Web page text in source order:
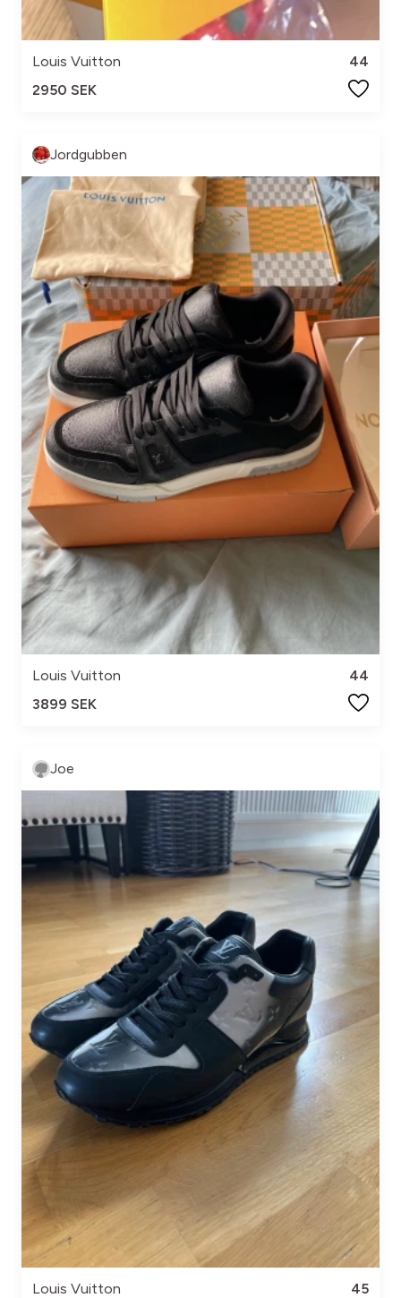
Louis Vuitton
44
2950 SEK
Jordgubben
Louis Vuitton
44
3899 SEK
Joe
Louis Vuitton
45